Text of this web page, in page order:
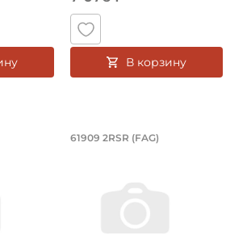
В корзину
подшипникаПодшипник
61909 2RSR (FAG)